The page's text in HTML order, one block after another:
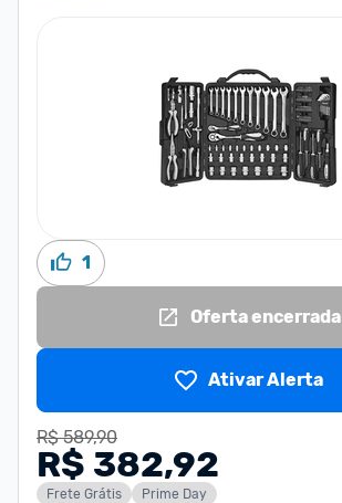
1
Oferta encerrada
Ativar Alerta
R$ 589,90
R$ 382,92
Frete Grátis Prime Day